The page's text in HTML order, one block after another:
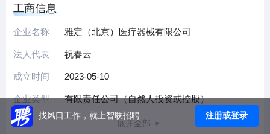
雅定秉承不断开拓创新的精神,以"以技术为核心、视力量为生
命、奉客户为上帝"为公司的发展理念,以"专业、务实、高效、
团结"为企业文化,旨在为客户提供质优价廉的产品与服务。
工商信息
企业名称 雅定（北京）医疗器械有限公司
法人代表 祝春云
成立时间 2023-05-10
企业类型 有限责任公司（自然人投资或控股）
展开全部
找风口工作，就上智联招聘 注册或登录